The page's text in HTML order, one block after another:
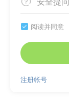
 阅读并同意
注册帐号